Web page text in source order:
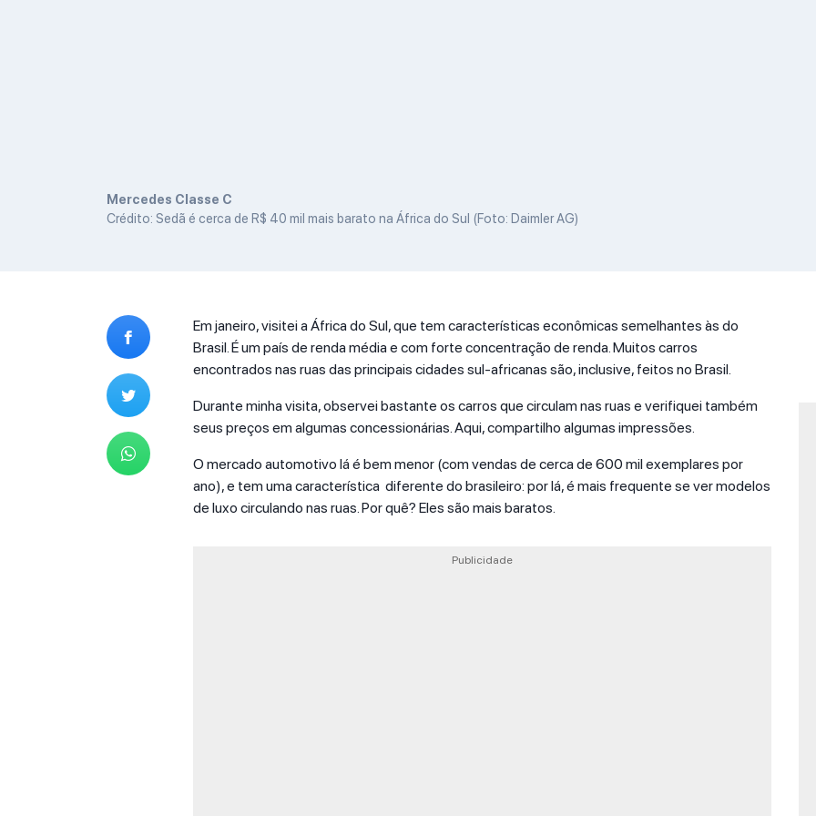
Mercedes Classe C
Crédito: Sedã é cerca de R$ 40 mil mais barato na África do Sul (Foto: Daimler AG)
Em janeiro, visitei a África do Sul, que tem características econômicas semelhantes às do
Brasil. É um país de renda média e com forte concentração de renda. Muitos carros
encontrados nas ruas das principais cidades sul-africanas são, inclusive, feitos no Brasil.
Durante minha visita, observei bastante os carros que circulam nas ruas e verifiquei também
seus preços em algumas concessionárias. Aqui, compartilho algumas impressões.
O mercado automotivo lá é bem menor (com vendas de cerca de 600 mil exemplares por
ano), e tem uma característica diferente do brasileiro: por lá, é mais frequente se ver modelos
de luxo circulando nas ruas. Por quê? Eles são mais baratos.
Publicidade